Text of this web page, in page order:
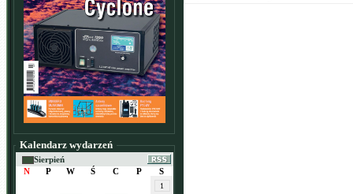
Kalendarz wydarzeń
Sierpień
N
P W Ś C P S
1